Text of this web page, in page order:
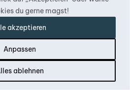
du gerne magst!
Anpassen
ablehnen
akzeptieren